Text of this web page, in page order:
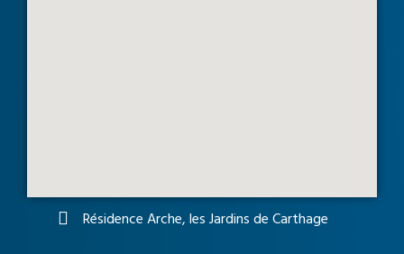
Résidence Arche, les Jardins de Carthage